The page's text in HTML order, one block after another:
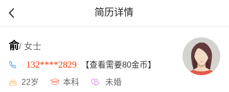
简历详情
俞/ 女士
132****2829 【查看需要80金币】
22岁 本科 未婚